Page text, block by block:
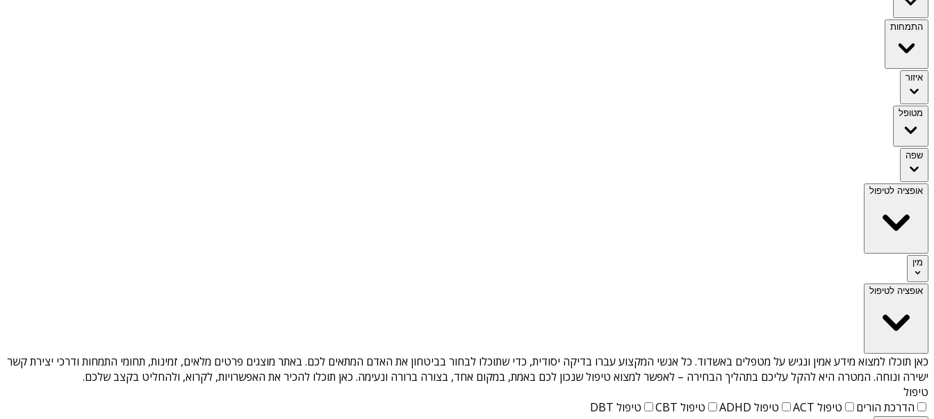
התמחות
איזור
מטופל
שפה
אופציה לטיפול
מין
אופציה לטיפול
כאן תוכלו למצוא מידע אמין ונגיש על מטפלים באשדוד. כל אנשי המקצוע עברו בדיקה יסודית, כדי שתוכלו לבחור בביטחון את האדם המתאים לכם. באתר מוצגים פרטים מלאים, זמינות, תחומי התמחות ודרכי יצירת קשר
ישירה ונוחה. המטרה היא להקל עליכם בתהליך הבחירה – לאפשר למצוא טיפול שנכון לכם באמת, במקום אחד, בצורה ברורה ונעימה. כאן תוכלו להכיר את האפשרויות, לקרוא, ולהחליט בקצב שלכם.
טיפול
הדרכת הורים
טיפול ACT טיפול ADHD טיפול CBT טיפול DBT